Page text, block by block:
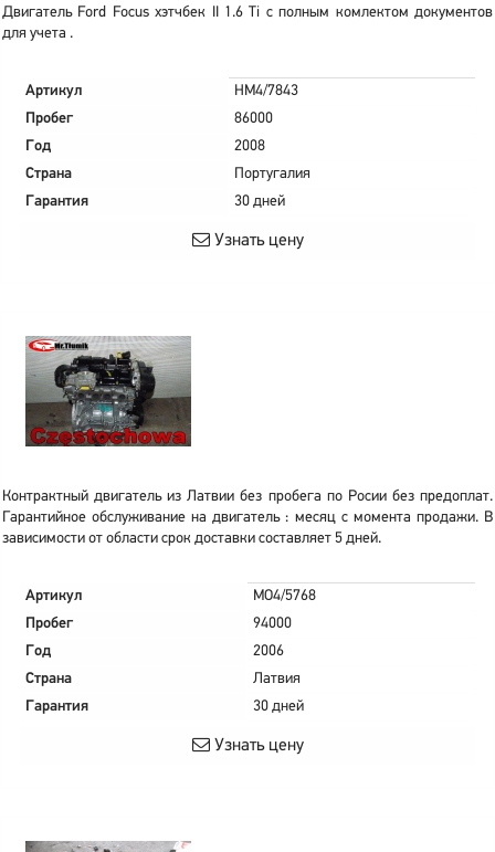
Двигатель Ford Focus хэтчбек II 1.6 Ti с полным комлектом документов
для учета .
Артикул
HM4/7843
Пробег
86000
Год
2008
Страна
Португалия
Гарантия
30 дней
Узнать цену
Контрактный двигатель из Латвии без пробега по Росии без предоплат.
Гарантийное обслуживание на двигатель : месяц с момента продажи. В
зависимости от области срок доставки составляет 5 дней.
Артикул
MO4/5768
Пробег
94000
Год
2006
Страна
Латвия
Гарантия
30 дней
Узнать цену